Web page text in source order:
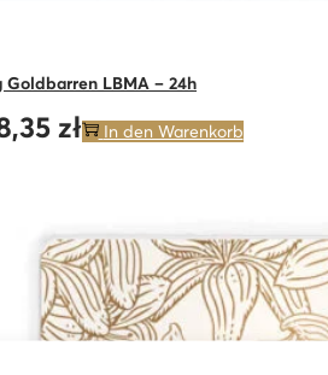
Goldbarren LBMA – 24h
zł In den Warenkorb